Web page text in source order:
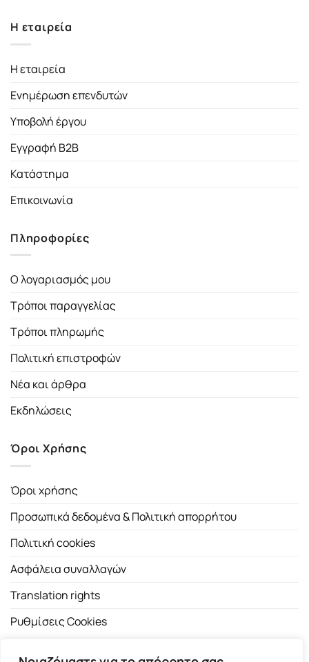
Η εταιρεία
Η εταιρεία
Ενημέρωση επενδυτών
Υποβολή έργου
Εγγραφή B2B
Κατάστημα
Επικοινωνία
Πληροφορίες
Ο λογαριασμός μου
Τρόποι παραγγελίας
Τρόποι πληρωμής
Πολιτική επιστροφών
Νέα και άρθρα
Εκδηλώσεις
Όροι Χρήσης
Όροι χρήσης
Προσωπικά δεδομένα & Πολιτική απορρήτου
Πολιτική cookies
Ασφάλεια συναλλαγών
Translation rights
Ρυθμίσεις Cookies